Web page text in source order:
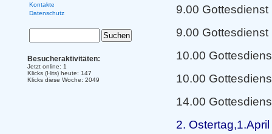
9.00
9.00
10.00
10.00
14.00
2. Ostertag,1.April
Kontakte
Datenschutz
Besucheraktivitäten:
Jetzt online: 1
Klicks (Hits) heute: 147
Klicks diese Woche: 2049